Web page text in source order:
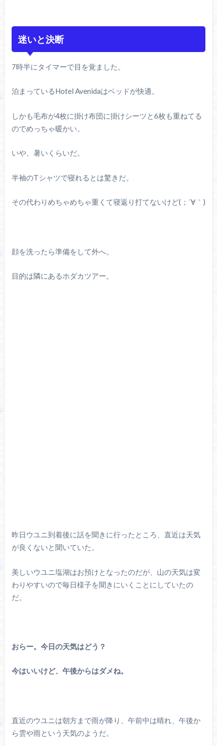
迷いと決断
7時半にタイマーで目を覚ました。
泊まっているHotel Avenidaはベッドが快適。
しかも毛布が4枚に掛け布団に掛けシーツと6枚も重ねてる
のでめっちゃ暖かい。
いや、暑いくらいだ。
半袖のTシャツで寝れるとは驚きだ。
その代わりめちゃめちゃ重くて寝返り打てないけど(；´∀｀)
顔を洗ったら準備をして外へ。
目的は隣にあるホダカツアー。
昨日ウユニ到着後に話を聞きに行ったところ、直近は天気
が良くないと聞いていた。
美しいウユニ塩湖はお預けとなったのだが、山の天気は変
わりやすいので毎日様子を聞きにいくことにしていたの
だ。
おらー。今日の天気はどう？
今はいいけど、午後からはダメね。
直近のウユニは朝方まで雨が降り、午前中は晴れ、午後か
ら雲や雨という天気のようだ。